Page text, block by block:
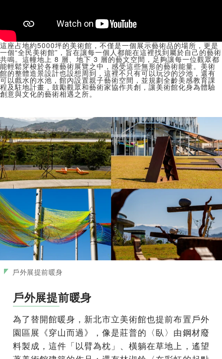
這座占地約5000坪的美術館，不僅是一個展示藝術品的場所，更是
一個“全民美術館”，旨在讓每一個人都能在這裡找到屬於自己的藝術
共鳴。這幢地上 8 層、地下 3 層的藝文空間，足夠讓每一位觀眾都
能輕鬆穿梭於各種藝術展覽之中，感受這些無形的藝術能量。美術
館的整體造景設計也設想周到，這裡不只有可以玩沙的沙池，還有
可以戲水的水池，館內設置親子藝術空間，並規劃全齡美感教育課
程及駐地計畫，鼓勵觀眾和藝術家協作共創，讓美術館化身為體驗
創意與文化的藝術相遇之所。
戶外展提前暖身
戶外展提前暖身
為了替開館暖身，新北市立美術館也提前布置戶外
園區展《穿山而過》，像是莊普的〈臥〉由鋼材廢
料製成，這件「以臂為枕」、橫躺在草地上，遙望